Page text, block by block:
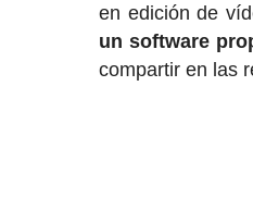
en edición de
un software
compartir en las